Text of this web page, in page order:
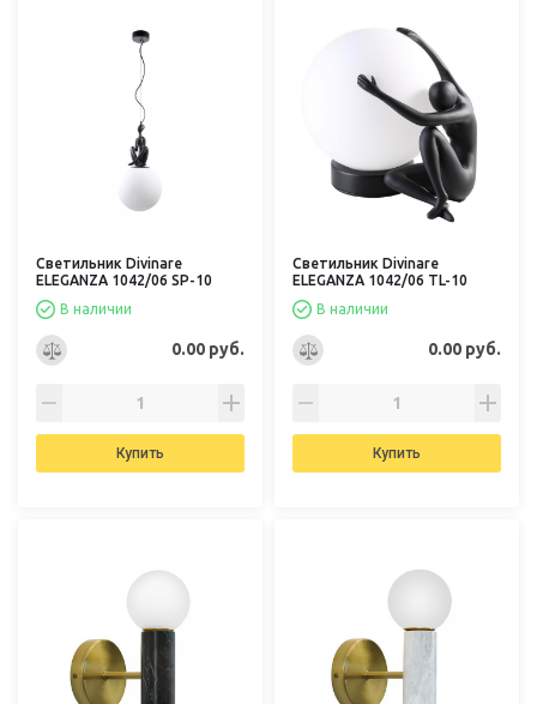
Светильник Divinare
ELEGANZA 1042/06 SP-10
В наличии
0.00 руб.
Купить
Светильник Divinare
ELEGANZA 1042/06 TL-10
В наличии
0.00 руб.
Купить